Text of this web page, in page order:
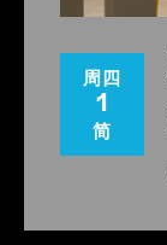
周四
1
简